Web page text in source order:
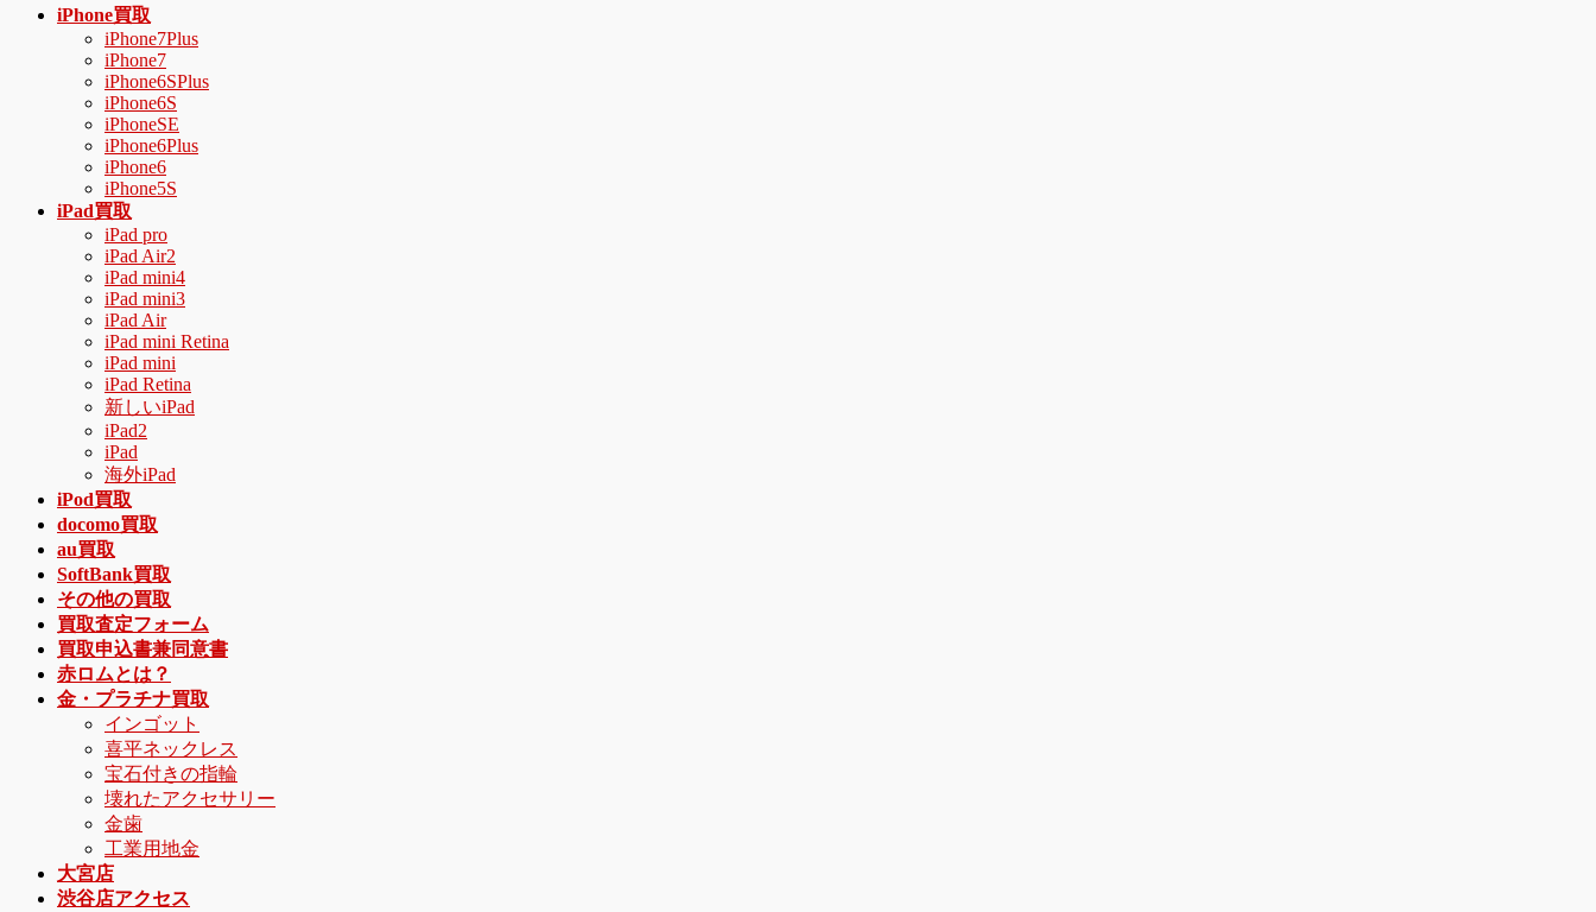
iPhone買取
iPhone7Plus
iPhone7
iPhone6SPlus
iPhone6S
iPhoneSE
iPhone6Plus
iPhone6
iPhone5S
iPad買取
iPad pro
iPad Air2
iPad mini4
iPad mini3
iPad Air
iPad mini Retina
iPad mini
iPad Retina
新しいiPad
iPad2
iPad
海外iPad
iPod買取
docomo買取
au買取
SoftBank買取
その他の買取
買取査定フォーム
買取申込書兼同意書
赤ロムとは？
金・プラチナ買取
インゴット
喜平ネックレス
宝石付きの指輪
壊れたアクセサリー
金歯
工業用地金
大宮店
渋谷店アクセス